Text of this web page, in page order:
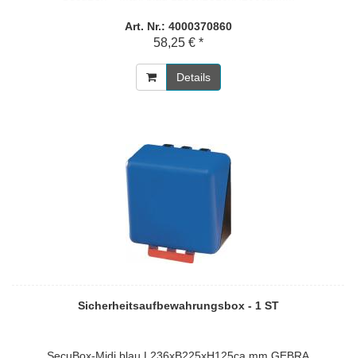
Art. Nr.: 4000370860
58,25 € *
Details
Sicherheitsaufbewahrungsbox - 1 ST
SecuBox-Midi blau L236xB225xH125ca.mm GEBRA